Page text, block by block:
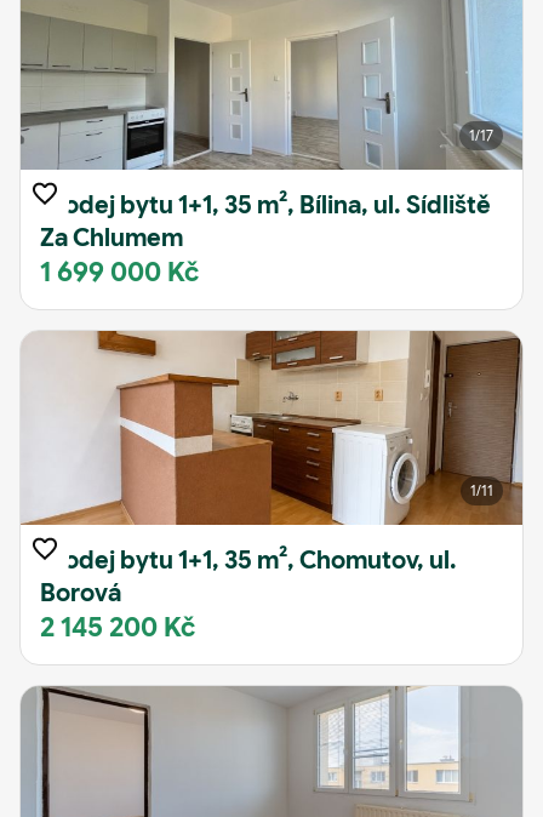
1/17
Prodej bytu 1+1, 35 m², Bílina, ul. Sídliště
Za Chlumem
1 699 000 Kč
1/11
Prodej bytu 1+1, 35 m², Chomutov, ul.
Borová
2 145 200 Kč